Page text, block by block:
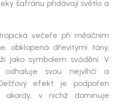
šafránu přidávají světlo a
večeře při měsíčním
obklopená dřevitými tóny,
jako symbolem svádění. V
odhaluje svou nejvlhčí a
efekt je podpořen
akordy, v nichž dominuje